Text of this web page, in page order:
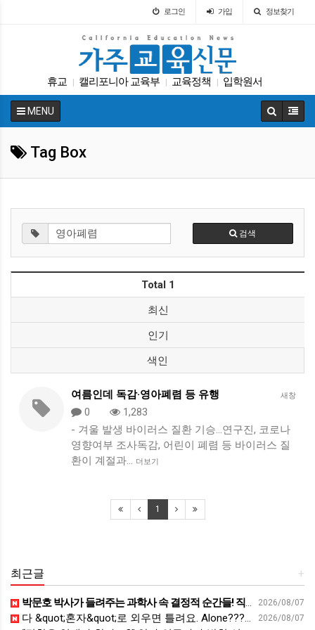
로그인 가입 정보찾기
휴교 캘리포니아 교육부 교육정책 입학원서
| 대학원 DACA 에세이 SAT 교육뉴스
MENU
Tag Box
검색
Total 1
최신
인기
색인
새창
여름인데 독감·영아폐렴 등 유행
0
1,283
- 겨울 발생 바이러스 질환 기승…연구진, 코로나
영향여부 조사독감, 어린이 폐렴 등 바이러스 질
환이 계절과… 더보기
1
+
최근글
2026/08/07
박문호 박사가 들려주는 과학사 속 결정적 순간들! 직관을 뛰어넘는 과학적 통찰 : 생각하는 청소년을 위한 과학 시리즈 1부(feat.박문호 박사)
2026/08/07
다 &quot;혼자&quot;로 외우면 틀려요. Alone????By myself????On my own